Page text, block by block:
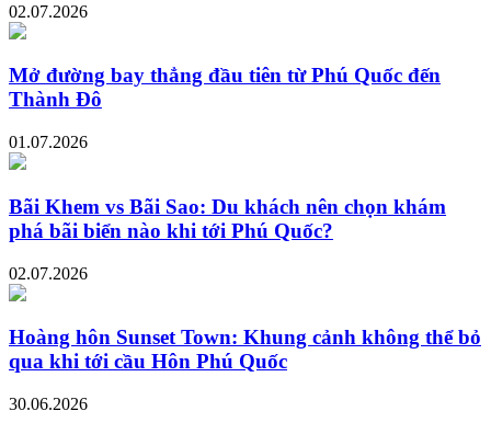
02.07.2026
Mở đường bay thẳng đầu tiên từ Phú Quốc đến
Thành Đô
01.07.2026
Bãi Khem vs Bãi Sao: Du khách nên chọn khám
phá bãi biển nào khi tới Phú Quốc?
02.07.2026
Hoàng hôn Sunset Town: Khung cảnh không thể bỏ
qua khi tới cầu Hôn Phú Quốc
30.06.2026